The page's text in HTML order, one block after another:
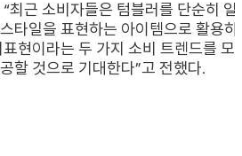
최근 소비자들은 텀블러를 단순히
타일을 표현하는 아이템으로 활용하
현이라는 두 가지 소비 트렌드를
할 것으로 기대한다”고 전했다.